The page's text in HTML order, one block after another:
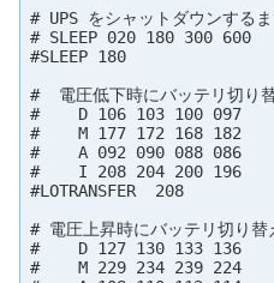
# UPS をシャットダウンする
# SLEEP 020 180 300 600
#SLEEP 180
#  電圧低下時にバッテリ切り
#    D 106 103 100 097
#    M 177 172 168 182
#    A 092 090 088 086
#    I 208 204 200 196
#LOTRANSFER  208
# 電圧上昇時にバッテリ切り替
#    D 127 130 133 136
#    M 229 234 239 224